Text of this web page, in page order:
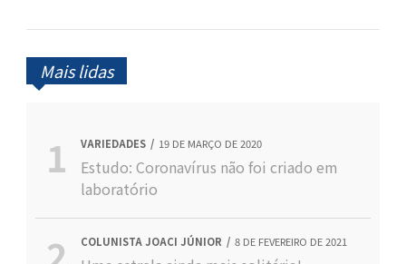
Mais lidas
VARIEDADES 19 DE MARÇO DE 2020
Estudo: Coronavírus não foi criado em
laboratório
COLUNISTA JOACI JÚNIOR 8 DE FEVEREIRO DE 2021